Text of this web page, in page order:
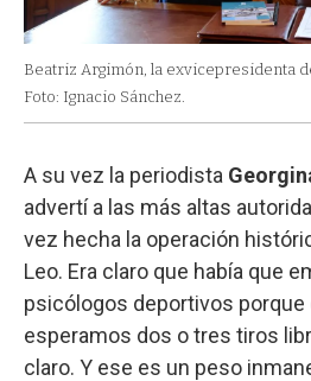
Beatriz Argimón, la exvicepresidenta
Foto: Ignacio Sánchez.
A su vez la periodista
advertí a las más altas
vez hecha la operación
Leo. Era claro que había que
psicólogos deportivos porque
esperamos dos o tres tiros
claro. Y ese es un peso